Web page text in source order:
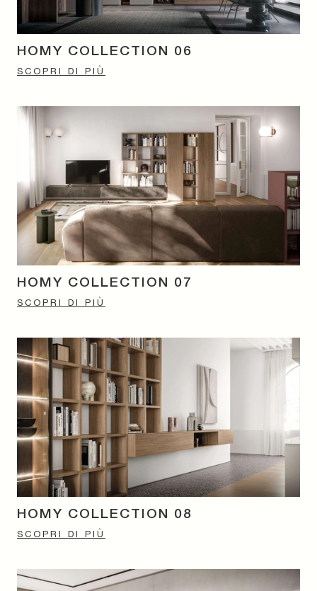
HOMY COLLECTION 06
SCOPRI DI PIÙ
HOMY COLLECTION 07
SCOPRI DI PIÙ
HOMY COLLECTION 08
SCOPRI DI PIÙ